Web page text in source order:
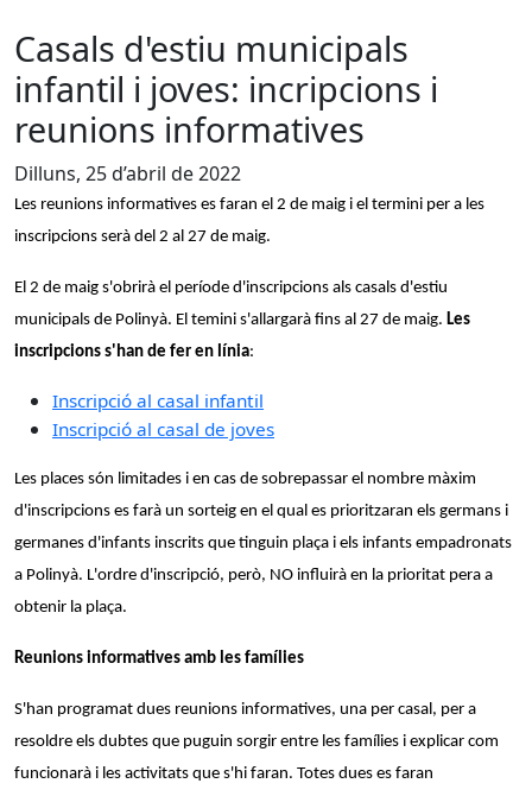
Casals d'estiu municipals
infantil i joves: incripcions i
reunions informatives
Dilluns, 25 d’abril de 2022
Les reunions informatives es faran el 2 de maig i el termini per a les
inscripcions serà del 2 al 27 de maig.
El 2 de maig s'obrirà el període d'inscripcions als casals d'estiu
municipals de Polinyà. El temini s'allargarà fins al 27 de maig. Les
inscripcions s'han de fer en línia:
Inscripció al casal infantil
Inscripció al casal de joves
Les places són limitades i en cas de sobrepassar el nombre màxim
d'inscripcions es farà un sorteig en el qual es prioritzaran els germans i
germanes d'infants inscrits que tinguin plaça i els infants empadronats
a Polinyà. L'ordre d'inscripció, però, NO influirà en la prioritat pera a
obtenir la plaça.
Reunions informatives amb les famílies
S'han programat dues reunions informatives, una per casal, per a
resoldre els dubtes que puguin sorgir entre les famílies i explicar com
funcionarà i les activitats que s'hi faran. Totes dues es faran